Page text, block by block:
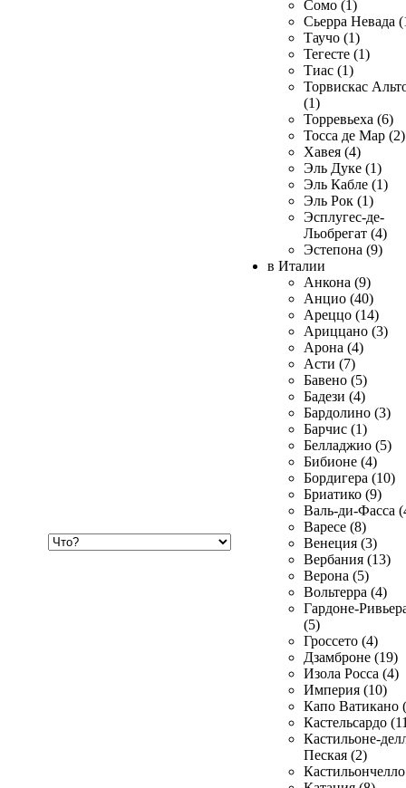
Сомо (1)
Сьерра Невада
Таучо (1)
Тегесте (1)
Тиас (1)
Торвискас
(1)
Торревьеха (6)
Тосса де Мар (2)
Хавея (4)
Эль Дуке (1)
Эль Кабле (1)
Эль Рок (1)
Эсплугес-де-
Льобрегат (4)
Эстепона (9)
в Италии
Анкона (9)
Анцио (40)
Ареццо (14)
Ариццано (3)
Арона (4)
Асти (7)
Бавено (5)
Бадези (4)
Бардолино (3)
Барчис (1)
Белладжио (5)
Бибионе (4)
Бордигера (10)
Бриатико (9)
Валь-ди-Фасса
Варесе (8)
Венеция (3)
Вербания (13)
Верона (5)
Вольтерра (4)
Гардоне-
(5)
Гроссето (4)
Дзамброне (19)
Изола Росса (4)
Империя (10)
Капо Ватикано
Кастельсардо
Кастильоне-
Пеская (2)